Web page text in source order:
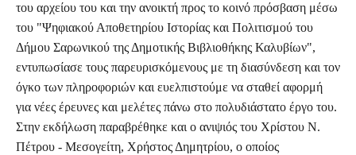
του αρχείου του και την ανοικτή προς το κοινό πρόσβαση μέσω
του "Ψηφιακού Αποθετηρίου Ιστορίας και Πολιτισμού του
Δήμου Σαρωνικού της Δημοτικής Βιβλιοθήκης Καλυβίων",
εντυπωσίασε τους παρευρισκόμενους με τη διασύνδεση και τον
όγκο των πληροφοριών και ευελπιστούμε να σταθεί αφορμή
για νέες έρευνες και μελέτες πάνω στο πολυδιάστατο έργο του.
Στην εκδήλωση παραβρέθηκε και ο ανιψιός του Χρίστου Ν.
Πέτρου - Μεσογείτη, Χρήστος Δημητρίου, ο οποίος